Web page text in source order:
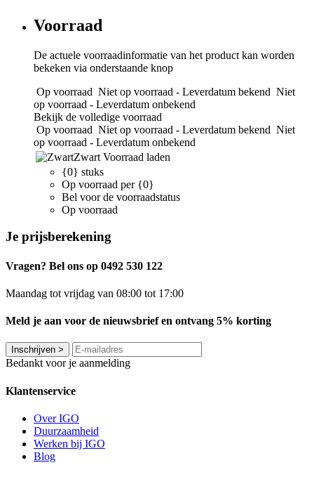
Voorraad
De actuele voorraadinformatie van het product kan worden
bekeken via onderstaande knop
Op voorraad Niet op voorraad - Leverdatum bekend Niet
op voorraad - Leverdatum onbekend
Bekijk de volledige voorraad
Op voorraad Niet op voorraad - Leverdatum bekend Niet
op voorraad - Leverdatum onbekend
Zwart Voorraad laden
{0} stuks
Op voorraad per {0}
Bel voor de voorraadstatus
Op voorraad
Je prijsberekening
Vragen? Bel ons op 0492 530 122
Maandag tot vrijdag van 08:00 tot 17:00
Meld je aan voor de nieuwsbrief en ontvang 5% korting
Inschrijven >
Bedankt voor je aanmelding
Klantenservice
Over IGO
Duurzaamheid
Werken bij IGO
Blog